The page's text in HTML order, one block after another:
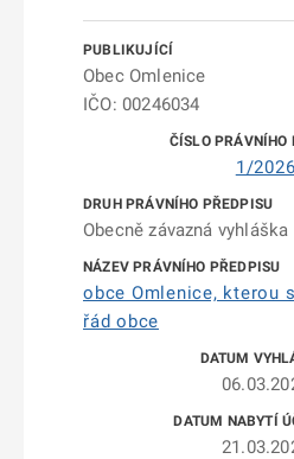
Obec Omlenice
IČO: 00246034
1/2026
Obecně závazná vyhláška
obce Omlenice, kterou
řád obce